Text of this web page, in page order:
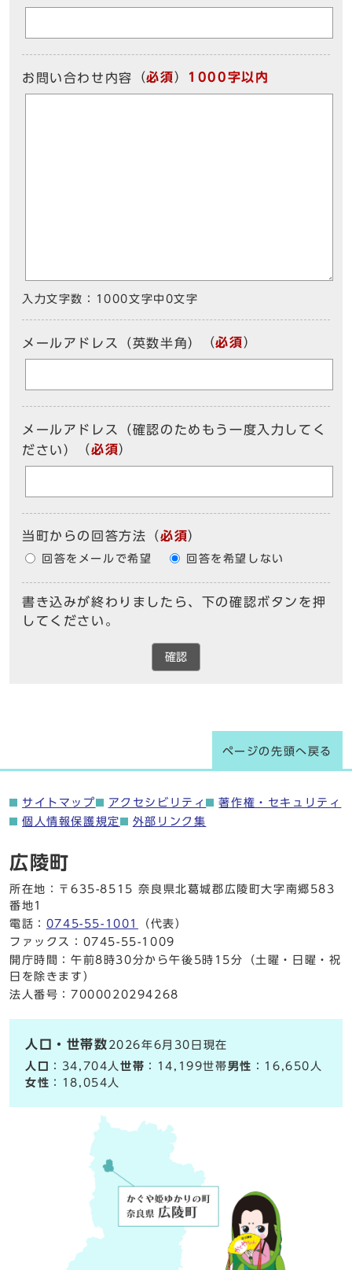
お問い合わせ内容 （必須） 1000字以内
入力文字数： 1000文字中 0文字
メールアドレス（英数半角） （必須）
メールアドレス（確認のためもう一度入力してく
ださい）
（必須）
当町からの回答方法 （必須）
回答をメールで希望 回答を希望しない
書き込みが終わりましたら、下の確認ボタンを押
してください。
確認
ページの先頭へ戻る
サイトマップ アクセシビリティ
著作権・セキュリティ
個人情報保護規定
外部リンク集
広陵町
所在地：〒635-8515 奈良県北葛城郡広陵町大字南郷583
番地1
電話： 0745-55-1001
（代表）
ファックス：0745-55-1009
開庁時間：午前8時30分から午後5時15分（土曜・日曜・祝
日を除きます）
法人番号：7000020294268
人口・世帯数 2026年6月30日現在
人口
：34,704人世帯 ：14,199世帯男性 ：16,650人
女性 ：18,054人